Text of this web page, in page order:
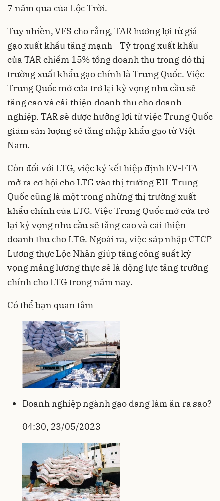
7 năm qua của Lộc Trời.
Tuy nhiền, VFS cho rằng, TAR hưởng lợi từ giá
gạo xuất khẩu tăng mạnh - Tỷ trọng xuất khẩu
của TAR chiếm 15% tổng doanh thu trong đóthị
trường xuất khẩu gạo chính là Trung Quốc. Việc
Trung Quốc mở cửa trở lại kỳ vọng nhu cầu sẽ
tăng cao và cải thiện doanh thu cho doanh
nghiệp. TAR sẽ được hưởng lợi từ việc Trung Quốc
giảm sản lượng sẽ tăng nhập khẩu gạo từ Việt
Nam.
Còn đối với LTG, việc ký kết hiệp định EV-FTA
mở ra cơ hội cho LTG vào thị trường EU. Trung
Quốc cũng là một trong những thị trường xuất
khẩu chính của LTG. Việc Trung Quốc mở cửa trở
lại kỳ vọng nhu cầu sẽ tăng cao và cải thiện
doanh thu cho LTG. Ngoài ra, việc sáp nhập CTCP
Lương thực Lộc Nhân giúp tăng công suất kỳ
vọng mảng lương thực sẽ là động lực tăng trưởng
chính cho LTG trong năm nay.
Có thể bạn quan tâm
Doanh nghiệp ngành gạo đang làm ăn ra sao?
04:30, 23/05/2023